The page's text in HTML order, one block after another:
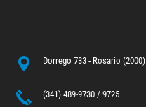
Dorrego 733 - Rosario (2000)
(341) 489-9730 / 9725